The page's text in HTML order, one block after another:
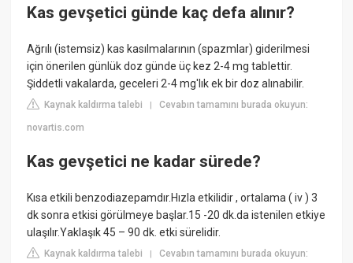
Kas gevşetici günde kaç defa alınır?
Ağrılı (istemsiz) kas kasılmalarının (spazmlar) giderilmesi
için önerilen günlük doz günde üç kez 2-4 mg tablettir.
Şiddetli vakalarda, geceleri 2-4 mg'lık ek bir doz alınabilir.
Kaynak kaldırma talebi |Cevabın tamamını burada okuyun:
novartis.com
Kas gevşetici ne kadar sürede?
Kısa etkili benzodiazepamdır.Hızla etkilidir , ortalama ( iv ) 3
dk sonra etkisi görülmeye başlar.15 -20 dk.da istenilen etkiye
ulaşılır.Yaklaşık 45 – 90 dk. etki sürelidir.
Kaynak kaldırma talebi |Cevabın tamamını burada okuyun: